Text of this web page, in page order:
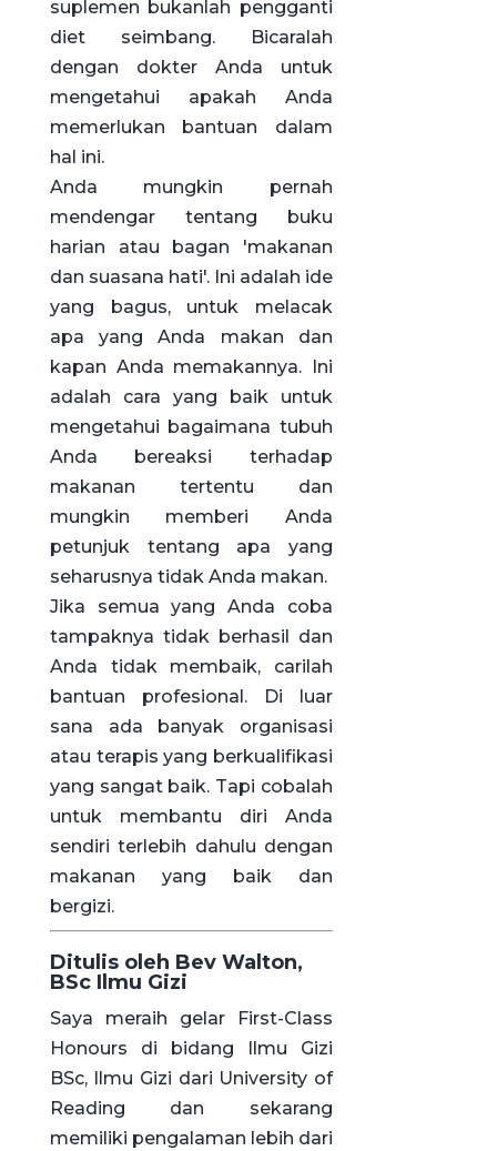
suplemen bukanlah pengganti
diet seimbang. Bicaralah
dengan dokter Anda untuk
mengetahui apakah Anda
memerlukan bantuan dalam
hal ini.
Anda mungkin pernah
mendengar tentang buku
harian atau bagan 'makanan
dan suasana hati'. Ini adalah ide
yang bagus, untuk melacak
apa yang Anda makan dan
kapan Anda memakannya. Ini
adalah cara yang baik untuk
mengetahui bagaimana tubuh
Anda bereaksi terhadap
makanan tertentu dan
mungkin memberi Anda
petunjuk tentang apa yang
seharusnya tidak Anda makan.
Jika semua yang Anda coba
tampaknya tidak berhasil dan
Anda tidak membaik, carilah
bantuan profesional. Di luar
sana ada banyak organisasi
atau terapis yang berkualifikasi
yang sangat baik. Tapi cobalah
untuk membantu diri Anda
sendiri terlebih dahulu dengan
makanan yang baik dan
bergizi.
Ditulis oleh Bev Walton,
BSc Ilmu Gizi
Saya meraih gelar First-Class
Honours di bidang Ilmu Gizi
BSc, Ilmu Gizi dari University of
Reading dan sekarang
memiliki pengalaman lebih dari